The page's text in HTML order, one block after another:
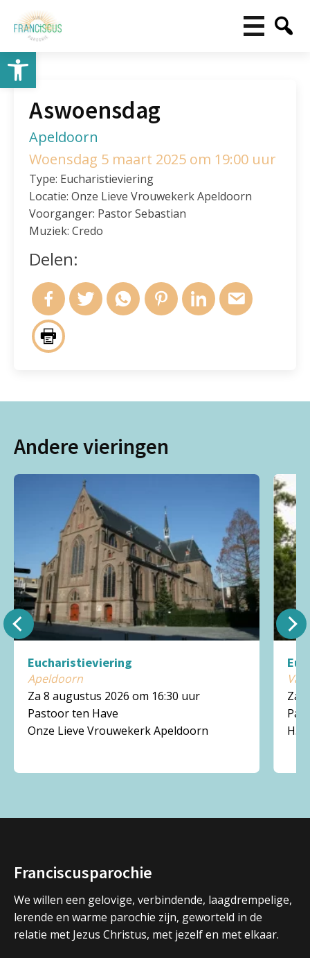
Toolbar openen
Aswoensdag
Apeldoorn
Woensdag 5 maart 2025 om 19:00 uur
Type: Eucharistieviering
Locatie: Onze Lieve Vrouwekerk Apeldoorn
Voorganger: Pastor Sebastian
Muziek: Credo
Delen:
Andere vieringen
Eucharistieviering
Apeldoorn
Za 8 augustus 2026 om 16:30 uur
Pastoor ten Have
Onze Lieve Vrouwekerk Apeldoorn
Za
H.
Franciscusparochie
We willen een gelovige, verbindende, laagdrempelige,
lerende en warme parochie zijn, geworteld in de
relatie met Jezus Christus, met jezelf en met elkaar.